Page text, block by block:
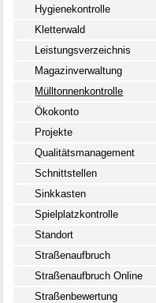
Hygienekontrolle
Kletterwald
Leistungsverzeichnis
Magazinverwaltung
Mülltonnenkontrolle
Ökokonto
Projekte
Qualitätsmanagement
Schnittstellen
Sinkkasten
Spielplatzkontrolle
Standort
Straßenaufbruch
Straßenaufbruch Online
Straßenbewertung